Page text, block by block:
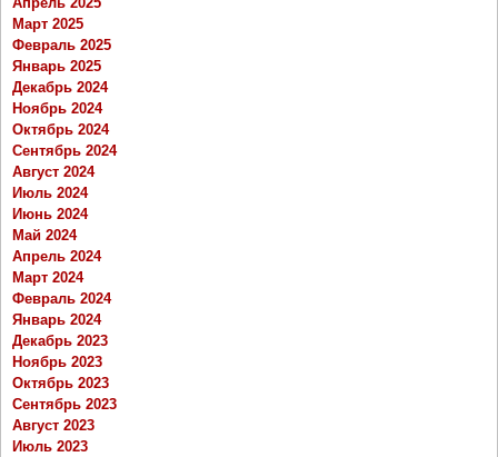
Март 2025
Февраль 2025
Январь 2025
Декабрь 2024
Ноябрь 2024
Октябрь 2024
Сентябрь 2024
Август 2024
Июль 2024
Июнь 2024
Май 2024
Апрель 2024
Март 2024
Февраль 2024
Январь 2024
Декабрь 2023
Ноябрь 2023
Октябрь 2023
Сентябрь 2023
Август 2023
Июль 2023